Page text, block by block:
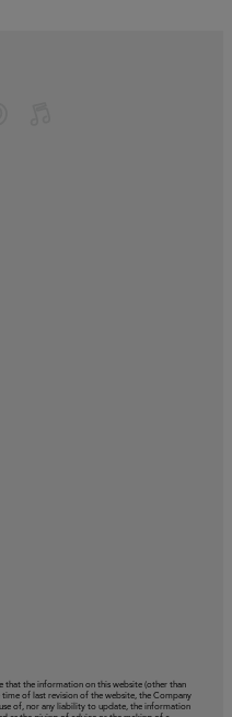
that the information on this website (other than
of last revision of the website, the Company
of, nor any liability to update, the information